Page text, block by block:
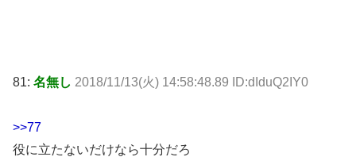
81: 名無し 2018/11/13(火) 14:58:48.89 ID:dIduQ2IY0
>>77
役に立たないだけなら十分だろ